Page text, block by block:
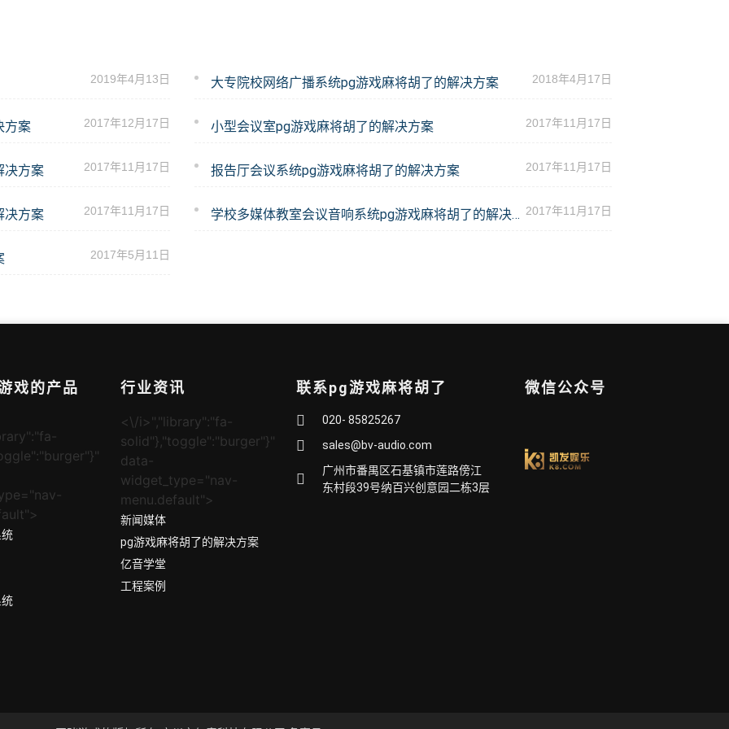
2019年4月13日 大专院校网络广播系统pg游戏麻将胡了的解决方案 2018年4月17日
方案 2017年12月17日 小型会议室pg游戏麻将胡了的解决方案 2017年11月17日
决方案 2017年11月17日 报告厅会议系统pg游戏麻将胡了的解决方案 2017年11月17日
决方案 2017年11月17日 学校多媒体教室会议音响系统pg游戏麻将胡了的解决方案 2017年11月17日
2017年5月11日
戏的产品 行业资讯
<\/i>","library":"fa-
solid"},"toggle":"burger"}"
data-
widget_type="nav-
menu.default">
新闻媒体
pg游戏麻将胡了的解决方案
亿音学堂
工程案例
联系pg游戏麻将胡了
020- 85825267
sales@bv-audio.com
广州市番禺区石基镇市莲路傍江
东村段39号纳百兴创意园二栋3层
微信公众号